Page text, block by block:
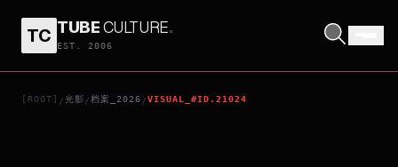
TC TUBECULTURE.
EST. 2006
[ROOT] /光影 /档案_2026 /VISUAL_#ID.21024
HOW TO MAKE A KILLING